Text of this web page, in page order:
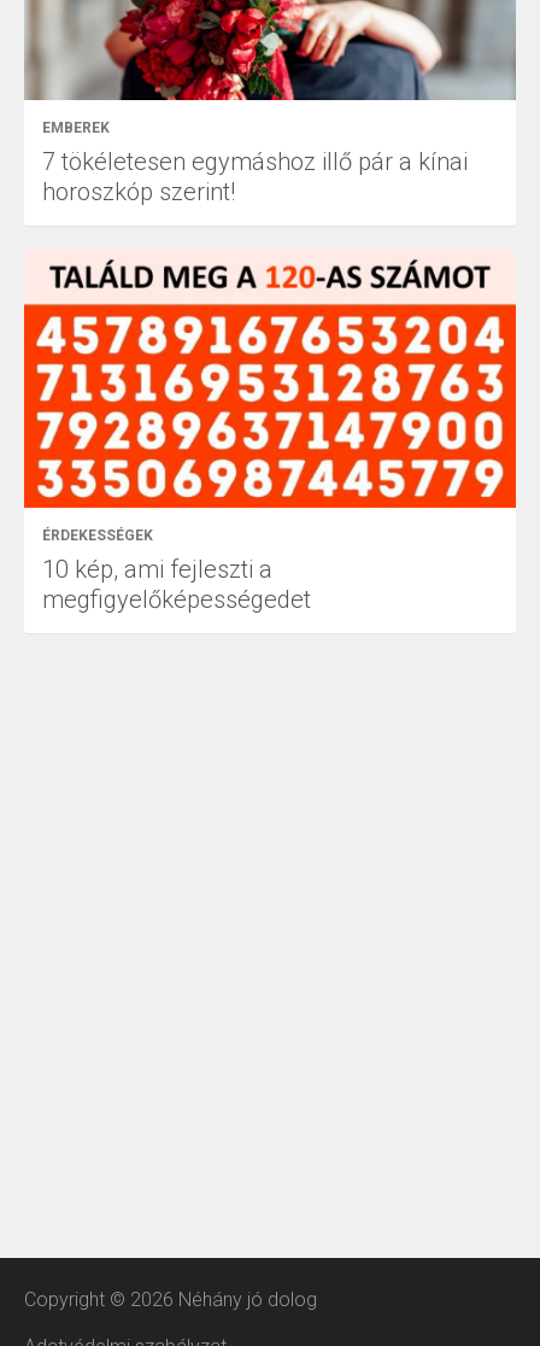
EMBEREK
7 tökéletesen egymáshoz illő pár a kínai
horoszkóp szerint!
ÉRDEKESSÉGEK
10 kép, ami fejleszti a
megfigyelőképességedet
Copyright © 2026 Néhány jó dolog